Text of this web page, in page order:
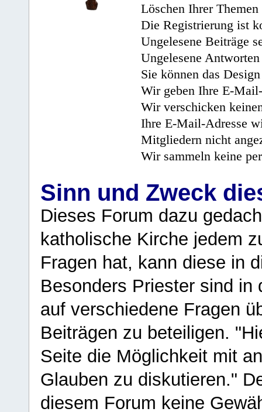
Löschen Ihrer
Die Registrierung ist
Ungelesene Beiträge
Ungelesene
Sie können das
Wir geben Ihre E-
Wir verschicken
Ihre E-Mail-Adresse
Mitgliedern nicht
Wir sammeln keine
Sinn und Zweck
Dieses Forum dazu
katholische Kirche jedem
Fragen hat, kann diese in
Besonders Priester sind in
auf verschiedene Fragen
Beiträgen zu beteiligen.
Seite die Möglichkeit mit
Glauben zu diskutieren."
diesem Forum keine